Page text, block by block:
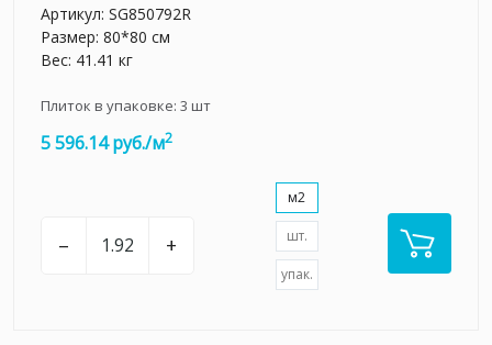
Артикул: SG850792R
Размер: 80*80 см
Вес: 41.41 кг
Плиток в упаковке: 3 шт
5 596.14 руб./м2
– +
м2
шт.
упак.